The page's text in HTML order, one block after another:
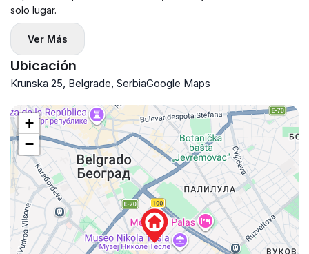
solo lugar.
Ver Más
Ubicación
Krunska 25, Belgrade, SerbiaGoogle Maps
+
−